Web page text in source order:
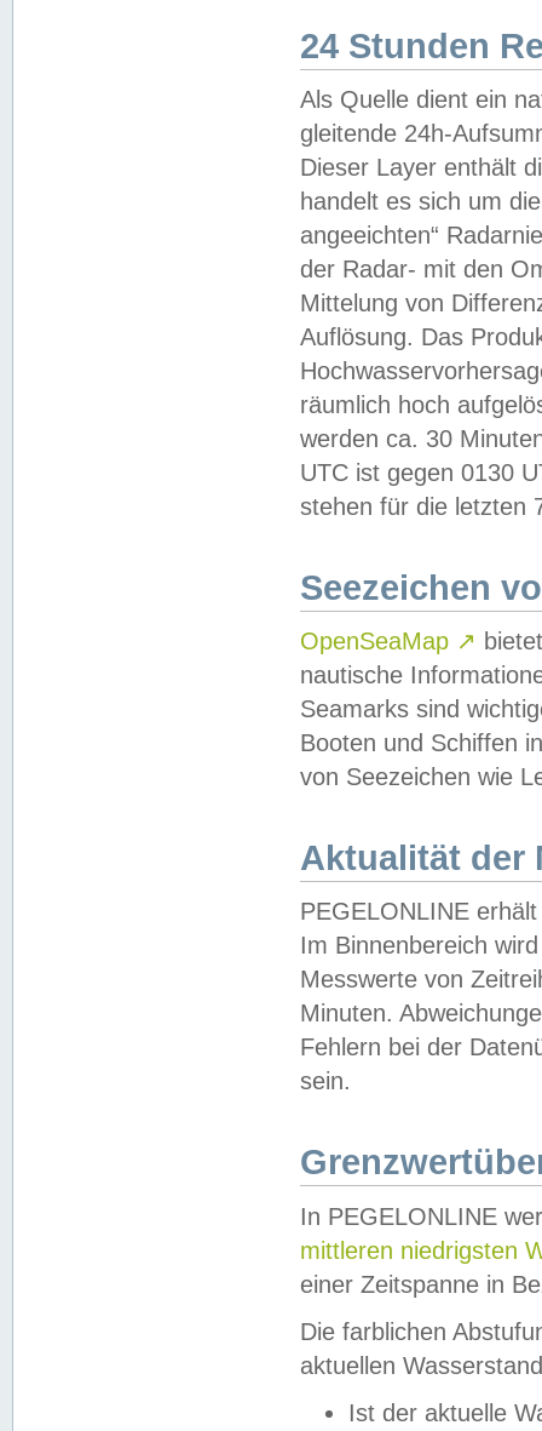
24 Stunden
Als Quelle dient ein
gleitende 24h-
Dieser Layer enthält
handelt es sich um
angeeichten“
der Radar- mit den
Mittelung von
Auflösung. Das
räumlich hoch
werden ca. 30
UTC ist gegen 0130
stehen für die letzten
Seezeichen
OpenSeaMap ↗
nautische
Seamarks sind
Booten und Schiffen
von Seezeichen wie
Aktualität der
PEGELONLINE
Im Binnenbereich
Messwerte von
Minuten.
Fehlern bei der
sein.
In PEGELONLINE
mittleren niedrigsten
einer Zeitspanne in
Die farblichen
aktuellen
Ist der aktuelle